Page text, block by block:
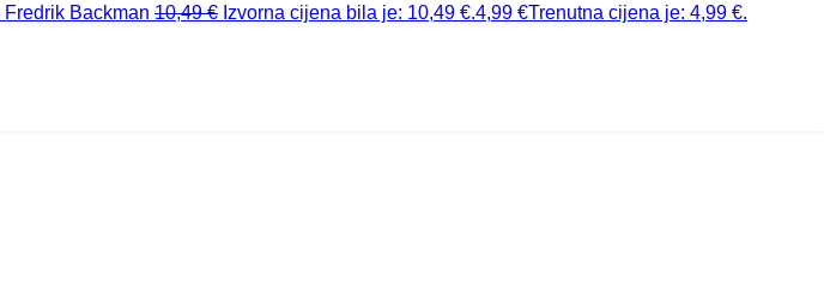
Fredrik Backman 10,49€ Izvorna cijena bila je: 10,49 €.4,99 €Trenutna cijena je: 4,99 €.